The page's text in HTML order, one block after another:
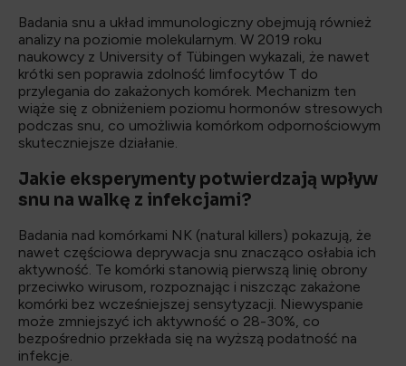
Badania snu a układ immunologiczny obejmują również
analizy na poziomie molekularnym. W 2019 roku
naukowcy z University of Tübingen wykazali, że nawet
krótki sen poprawia zdolność limfocytów T do
przylegania do zakażonych komórek. Mechanizm ten
wiąże się z obniżeniem poziomu hormonów stresowych
podczas snu, co umożliwia komórkom odpornościowym
skuteczniejsze działanie.
Jakie eksperymenty potwierdzają wpływ
snu na walkę z infekcjami?
Badania nad komórkami NK (natural killers) pokazują, że
nawet częściowa deprywacja snu znacząco osłabia ich
aktywność. Te komórki stanowią pierwszą linię obrony
przeciwko wirusom, rozpoznając i niszcząc zakażone
komórki bez wcześniejszej sensytyzacji. Niewyspanie
może zmniejszyć ich aktywność o 28-30%, co
bezpośrednio przekłada się na wyższą podatność na
infekcje.